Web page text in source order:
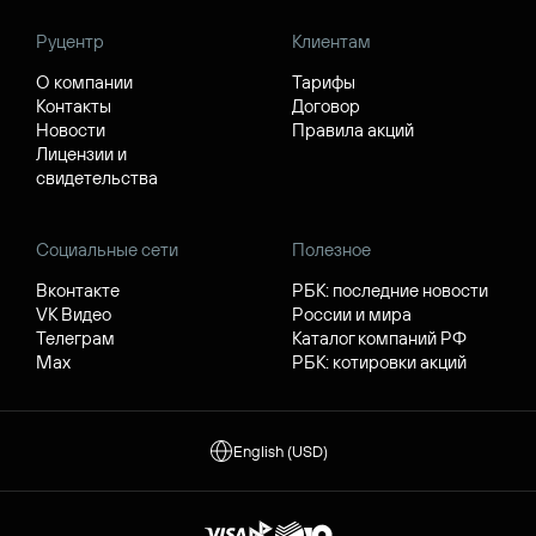
Руцентр
О компании
Контакты
Новости
Лицензии и
свидетельства
Клиентам
Тарифы
Договор
Правила акций
Социальные сети
Вконтакте
VK Видео
Телеграм
Max
Полезное
РБК: последние новости
России и мира
Каталог компаний РФ
РБК: котировки акций
English (USD)